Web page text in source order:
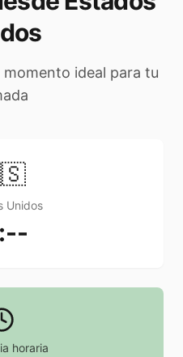
ideal para tu
Unidos
horaria